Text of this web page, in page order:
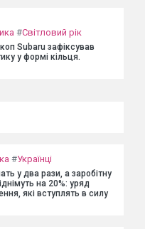
#Світловий рік
Subaru зафіксував
у формі кільця.
#Українці
у два рази, а заробітну
на 20%: уряд
які вступлять в силу